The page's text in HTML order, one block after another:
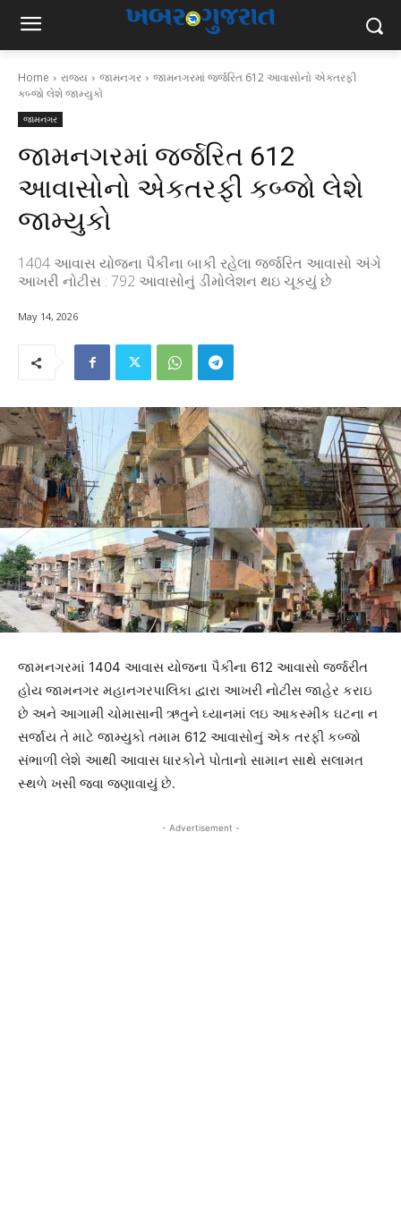
Home રાજ્ય જામનગર
જામનગરમાં જર્જરિત 612 આવાસોનો એકતરફી
કબ્જો લેશે જામ્યુકો
જામનગર
જામનગરમાં જર્જરિત 612
આવાસોનો એકતરફી કબ્જો લેશે
જામ્યુકો
1404 આવાસ યોજના પૈકીના બાકી રહેલા જર્જરિત આવાસો અંગે
આખરી નોટીસ : 792 આવાસોનું ડીમોલેશન થઇ ચૂકયું છે
May 14, 2026
જામનગરમાં 1404 આવાસ યોજના પૈકીના 612 આવાસો જર્જરીત
હોય જામનગર મહાનગરપાલિકા દ્વારા આખરી નોટીસ જાહેર કરાઇ
છે અને આગામી ચોમાસાની ઋતુને ઘ્યાનમાં લઇ આકસ્મીક ઘટના ન
સર્જાય તે માટે જામ્યુકો તમામ 612 આવાસોનું એક તરફી કબ્જો
સંભાળી લેશે આથી આવાસ ધારકોને પોતાનો સામાન સાથે સલામત
સ્થળે ખસી જવા જણાવાયું છે.
- Advertisement -